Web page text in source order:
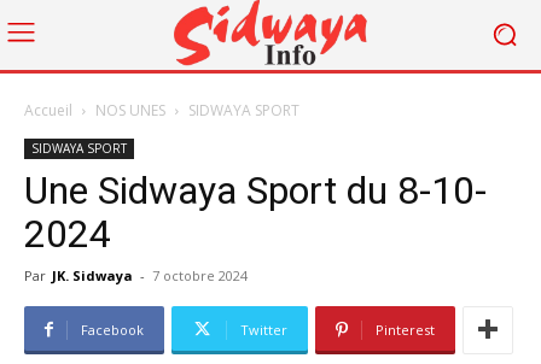
Accueil NOS UNES SIDWAYA SPORT
SIDWAYA SPORT
Une Sidwaya Sport du 8-10-
2024
Par JK. Sidwaya - 7 octobre 2024
Facebook Twitter Pinterest